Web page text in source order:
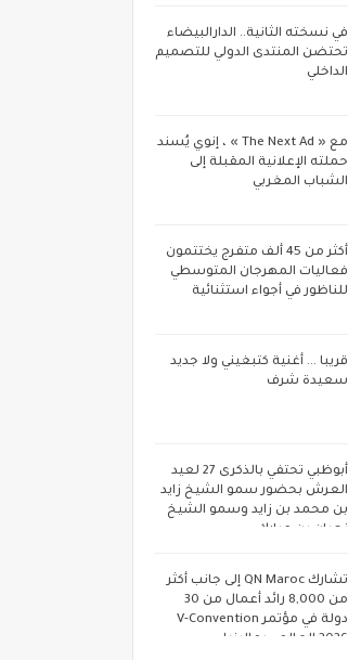
في نسخته الثانية.. الدارالبيضاء
تحتضن المنتدى الدولي للتصميم
الداخلي
مع « The Next Ad » ، إنوي يُسند
حملته الإعلانية المقبلة إلى
الشباب المغربي
أكثر من 45 ألف متفرج يختتمون
فعاليات المهرجان المتوسطي
للناظور في أجواء استثنائية
قريبا ... أغنية كتبغيني ولا جديد
سعيدة شرف
أبوظبي تحتفي بالذكرى 27 لعيد
العرش بحضور سمو الشيخ زايد
بن محمد بن زايد وسمو الشيخ
نهيان بن مبارك
تشارك QN Maroc إلى جانب أكثر
من 8,000 رائد أعمال من 30
دولة في مؤتمر V-Convention
2026 العالمي بماليزيا